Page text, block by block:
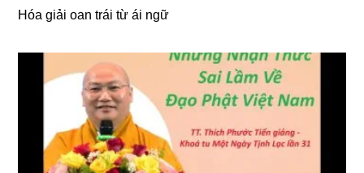
Hóa giải oan trái từ ái ngữ